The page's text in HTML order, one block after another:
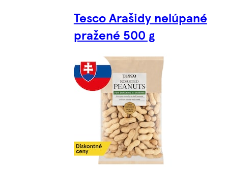
Tesco Arašidy nelúpané
pražené 500 g